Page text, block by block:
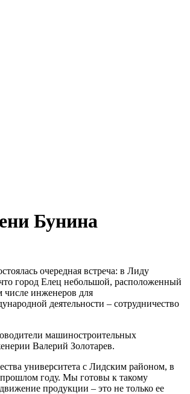
Бунина
очередная встреча: в Лиду
город Елец небольшой, расположенный
числе инженеров для
деятельности – сотрудничество
машиностроительных
Валерий Золотарев.
университета с Лидским районом, в
году. Мы готовы к такому
продукции – это не только ее